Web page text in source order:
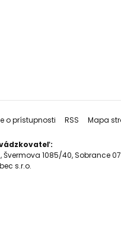
o prístupnosti RSS Mapa
Švermova 1085/40, Sobrance
s.r.o.